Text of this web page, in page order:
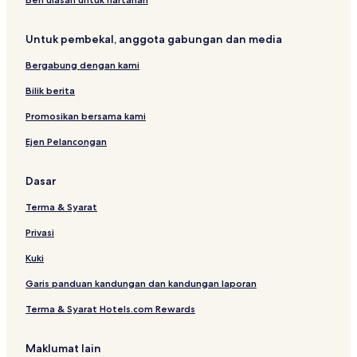
n
a
Untuk pembekal, anggota gabungan dan media
Bergabung dengan kami
Bilik berita
Promosikan bersama kami
Ejen Pelancongan
Dasar
Terma & Syarat
Privasi
Kuki
Garis panduan kandungan dan kandungan laporan
Terma & Syarat Hotels.com Rewards
Maklumat lain